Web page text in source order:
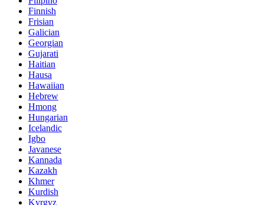
Finnish
Frisian
Galician
Georgian
Gujarati
Haitian
Hausa
Hawaiian
Hebrew
Hmong
Hungarian
Icelandic
Igbo
Javanese
Kannada
Kazakh
Khmer
Kurdish
Kyrgyz